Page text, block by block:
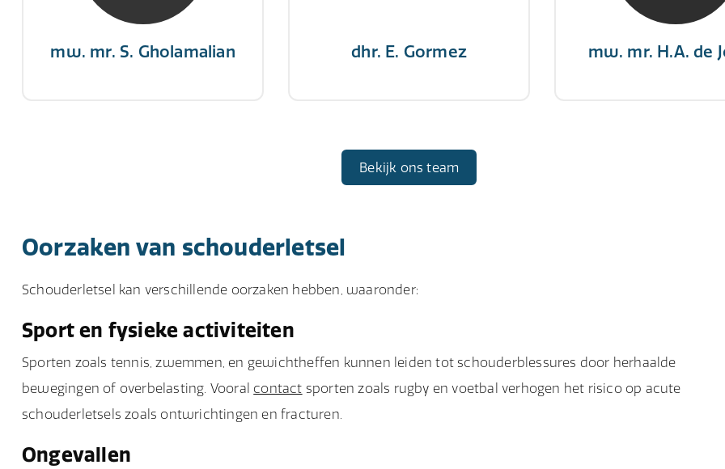
mw. mr. S. Gholamalian dhr. E. Gormez mw. mr. H.A. de
Bekijk ons team
Oorzaken van schouderletsel
Schouderletsel kan verschillende oorzaken hebben, waaronder:
Sport en fysieke activiteiten
Sporten zoals tennis, zwemmen, en gewichtheffen kunnen leiden tot schouderblessures door herhaalde
bewegingen of overbelasting. Vooral contact sporten zoals rugby en voetbal verhogen het risico op acute
schouderletsels zoals ontwrichtingen en fracturen.
Ongevallen